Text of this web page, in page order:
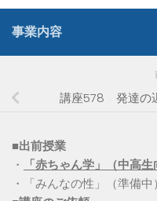
事業内容
講座578 発達の
■出前授業
・
「赤ちゃん学」（中高生
・「みんなの性」（準備中）